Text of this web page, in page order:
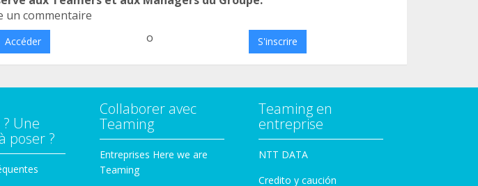
un commentaire
Accéder o S'inscrire
Une
poser ?
Collaborer avec
Teaming
Entreprises Here we are
Teaming
Teaming en
entreprise
NTT DATA
Credito y caución